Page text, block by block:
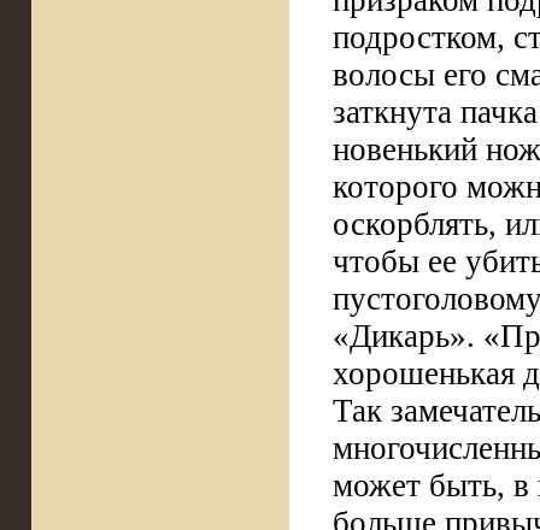
подростком,
волосы его
заткнута
новенький
которого
оскорблять,
чтобы ее
«Дикарь».
хорошенькая
Так
может быть, в
больше